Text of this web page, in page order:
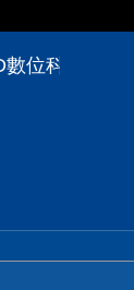
位科技討論區